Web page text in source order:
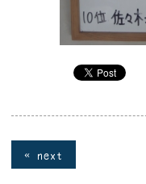
« next